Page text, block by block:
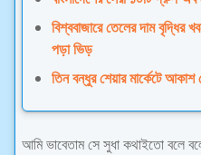
বিশ্ববাজারে তেলের দাম বৃদ্ধির
পড়া ভিড়
তিন বন্ধুর শেয়ার মার্কেটে
আমি ভাবেতাম সে সুধা কথাইতো বলে